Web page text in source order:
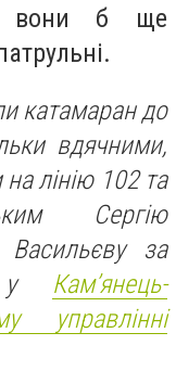
вони б ще
катамаран до
вдячними,
лінію 102 та
Сергію
за
у Кам’янець-
управлінні